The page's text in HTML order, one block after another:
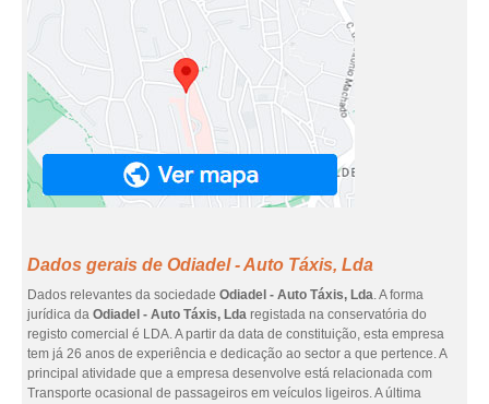
Dados gerais de Odiadel - Auto Táxis, Lda
Dados relevantes da sociedade Odiadel - Auto Táxis, Lda. A forma
jurídica da Odiadel - Auto Táxis, Lda registada na conservatória do
registo comercial é LDA. A partir da data de constituição, esta empresa
tem já 26 anos de experiência e dedicação ao sector a que pertence. A
principal atividade que a empresa desenvolve está relacionada com
Transporte ocasional de passageiros em veículos ligeiros. A última